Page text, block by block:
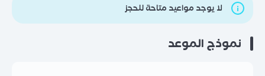
لا يوجد مواعيد متاحة للحجز
نموذج الموعد